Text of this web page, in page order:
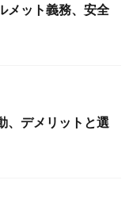
メット義務、安全
、デメリットと選